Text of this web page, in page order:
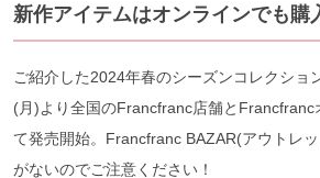
新作アイテムはオンラインでも
ご紹介した2024年春のシーズンコレクショ
(月)より全国のFrancfranc店舗とFrancfranc
て発売開始。Francfranc BAZAR(アウトレ
がないのでご注意ください！